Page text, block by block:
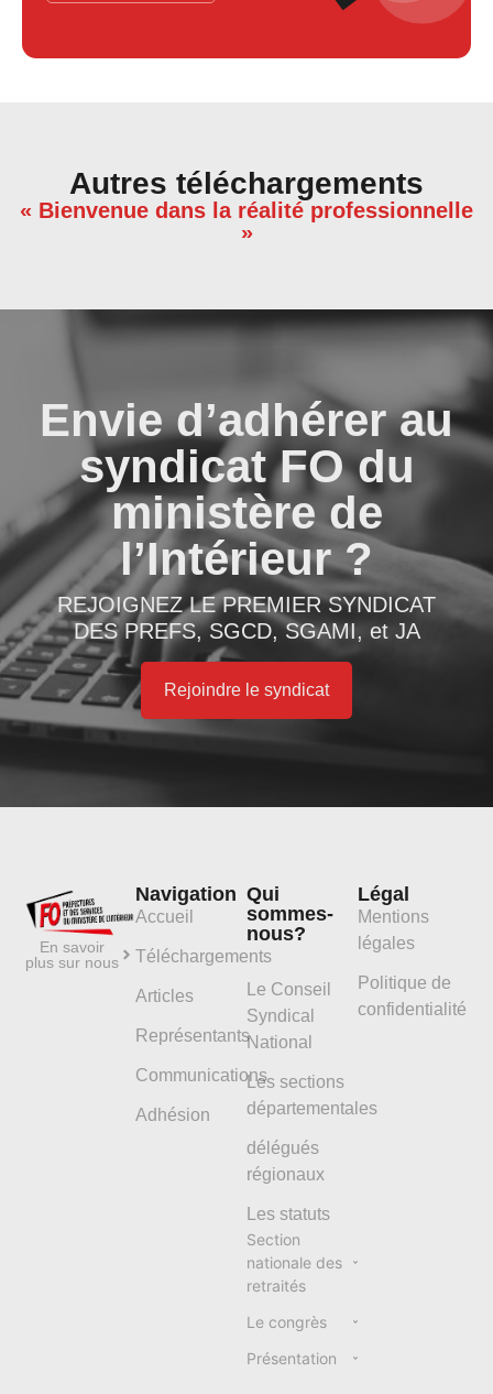
Autres téléchargements
« Bienvenue dans la réalité professionnelle
»
Envie d’adhérer au
syndicat FO du
ministère de
l’Intérieur ?
REJOIGNEZ LE PREMIER SYNDICAT
DES PREFS, SGCD, SGAMI, et JA
Rejoindre le syndicat
En savoir
plus sur nous
Navigation
Accueil
Téléchargements
Articles
Représentants
Communications
Adhésion
Qui
sommes-
nous?
Le Conseil
Syndical
National
Les sections
départementales
délégués
régionaux
Les statuts
Section
nationale des
retraités
Le congrès
Présentation
Légal
Mentions
légales
Politique de
confidentialité